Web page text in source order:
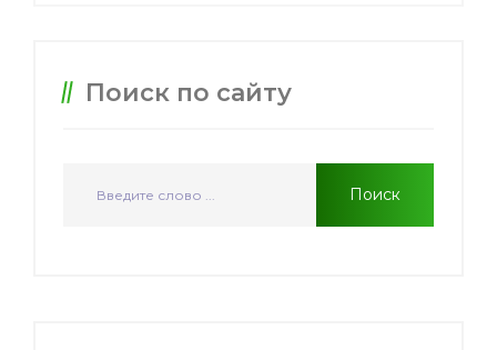
Поиск по сайту